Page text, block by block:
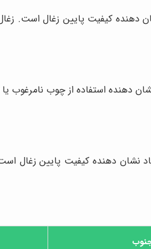
دهنده کیفیت پایین زغال است.
دهنده استفاده از چوب
نشان دهنده کیفیت پایین